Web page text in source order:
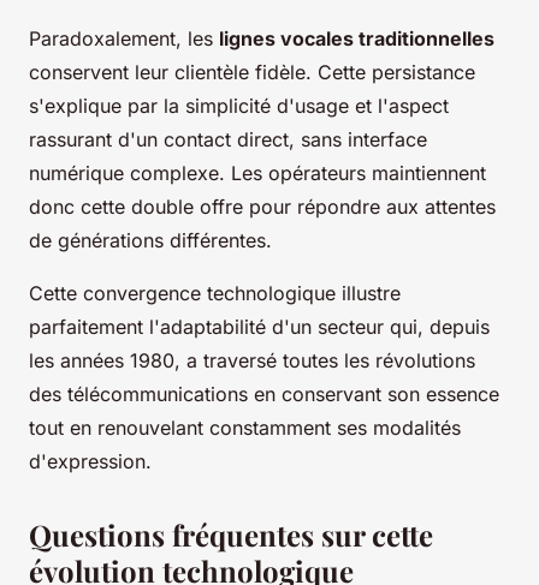
Paradoxalement, les lignes vocales traditionnelles
conservent leur clientèle fidèle. Cette persistance
s'explique par la simplicité d'usage et l'aspect
rassurant d'un contact direct, sans interface
numérique complexe. Les opérateurs maintiennent
donc cette double offre pour répondre aux attentes
de générations différentes.
Cette convergence technologique illustre
parfaitement l'adaptabilité d'un secteur qui, depuis
les années 1980, a traversé toutes les révolutions
des télécommunications en conservant son essence
tout en renouvelant constamment ses modalités
d'expression.
Questions fréquentes sur cette
évolution technologique